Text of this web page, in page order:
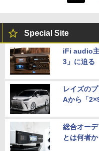
Special Site
iFi audio
3」に迫る
レイズの
Aから「
総合オー
とは何者か